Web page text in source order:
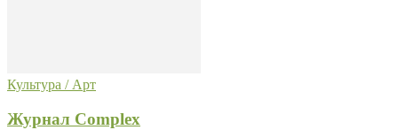
Культура / Арт
Журнал Complex